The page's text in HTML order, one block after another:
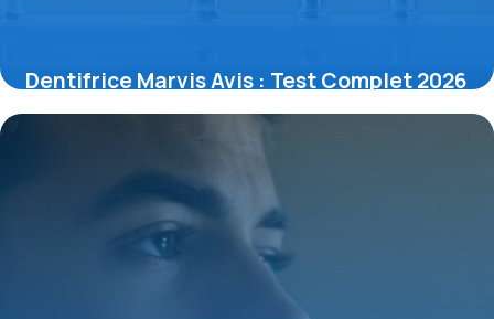
Dentifrice Marvis Avis : Test Complet 2026
6 mai 2026